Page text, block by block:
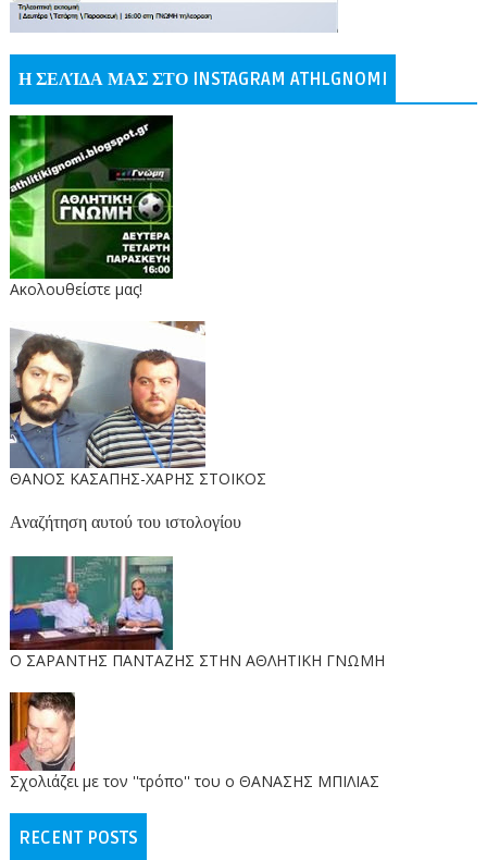
Η ΣΕΛΊΔΑ ΜΑΣ ΣΤΟ INSTAGRAM ATHLGNOMI
Ακολουθείστε μας!
ΘΑΝΟΣ ΚΑΣΑΠΗΣ-ΧΑΡΗΣ ΣΤΟΙΚΟΣ
Αναζήτηση αυτού του ιστολογίου
O ΣΑΡΑΝΤΗΣ ΠΑΝΤΑΖΗΣ ΣΤΗΝ ΑΘΛΗΤΙΚΗ ΓΝΩΜΗ
Σχολιάζει με τον ''τρόπο'' του ο ΘΑΝΑΣΗΣ ΜΠΙΛΙΑΣ
RECENT POSTS